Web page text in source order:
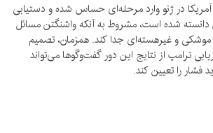
در ژنو وارد مرحله‌ای حساس شده و دستیابی
شده است، مشروط به آنکه واشنگتن مسائل
و غیرهسته‌ای جدا کند. همزمان، تصمیم
ترامپ از نتایج این دور گفت‌وگوها می‌تواند
فشار را تعیین کند.